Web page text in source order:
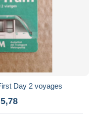
Day 2 voyages